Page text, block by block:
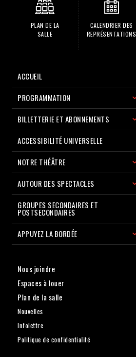
PLAN DE LA
SALLE
CALENDRIER DES
REPRÉSENTATIONS
ACCUEIL
PROGRAMMATION
BILLETTERIE ET ABONNEMENTS
ACCESSIBILITÉ UNIVERSELLE
NOTRE THÉÂTRE
AUTOUR DES SPECTACLES
GROUPES SECONDAIRES ET
POSTSECONDAIRES
APPUYEZ LA BORDÉE
Nous joindre
Espaces à louer
Plan de la salle
Nouvelles
Infolettre
Politique de confidentialité